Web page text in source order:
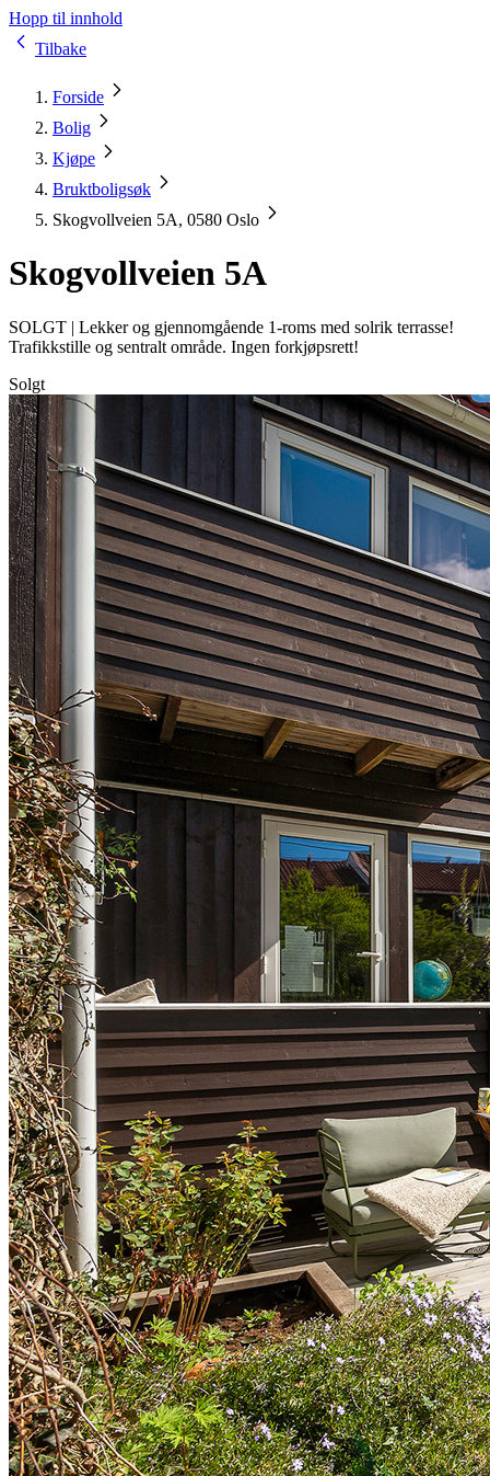
Hopp til innhold
Tilbake
Forside
Bolig
Kjøpe
Bruktboligsøk
Skogvollveien 5A, 0580 Oslo
Skogvollveien 5A
SOLGT | Lekker og gjennomgående 1-roms med solrik terrasse!
Trafikkstille og sentralt område. Ingen forkjøpsrett!
Solgt